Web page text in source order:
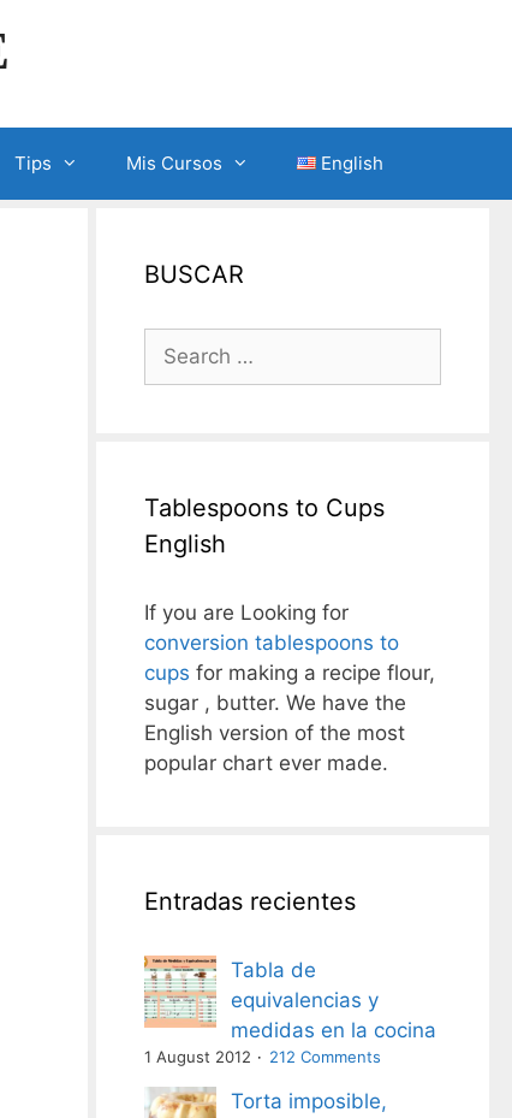
Tips Mis Cursos English
BUSCAR
Search
for:
Tablespoons to Cups
English
If you are Looking for
conversion tablespoons to
cups for making a recipe flour,
sugar , butter. We have the
English version of the most
popular chart ever made.
Entradas recientes
Tabla de
equivalencias y
medidas en la cocina
1 August 2012 212 Comments
Torta imposible,